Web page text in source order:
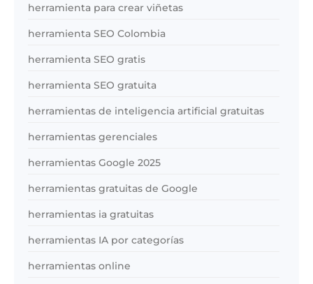
herramienta para crear viñetas
herramienta SEO Colombia
herramienta SEO gratis
herramienta SEO gratuita
herramientas de inteligencia artificial gratuitas
herramientas gerenciales
herramientas Google 2025
herramientas gratuitas de Google
herramientas ia gratuitas
herramientas IA por categorías
herramientas online